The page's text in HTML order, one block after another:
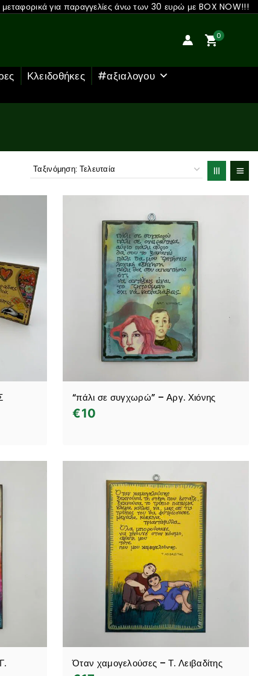
για παραγγελίες άνω των 30 ευρώ με BOX NOW!!!
0
Κλειδοθήκες
#αξιαλογου
“πάλι σε συγχωρώ” – Αργ. Χιόνης
€10
Όταν χαμογελούσες – Τ. Λειβαδίτης